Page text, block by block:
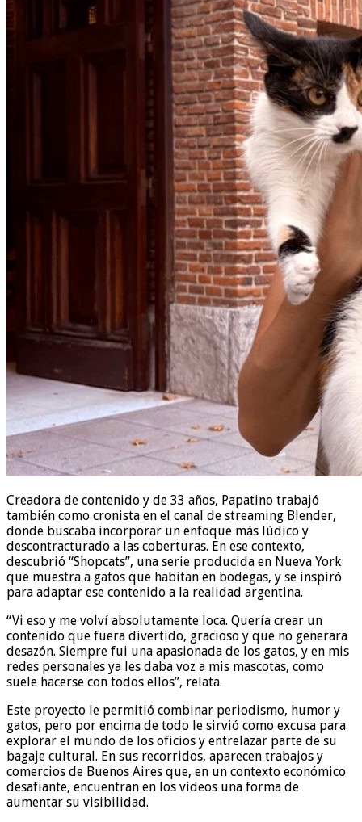
Creadora de contenido y de 33 años, Papatino trabajó
también como cronista en el canal de streaming Blender,
donde buscaba incorporar un enfoque más lúdico y
descontracturado a las coberturas. En ese contexto,
descubrió “Shopcats”, una serie producida en Nueva York
que muestra a gatos que habitan en bodegas, y se inspiró
para adaptar ese contenido a la realidad argentina.
“Vi eso y me volví absolutamente loca. Quería crear un
contenido que fuera divertido, gracioso y que no generara
desazón. Siempre fui una apasionada de los gatos, y en mis
redes personales ya les daba voz a mis mascotas, como
suele hacerse con todos ellos”, relata.
Este proyecto le permitió combinar periodismo, humor y
gatos, pero por encima de todo le sirvió como excusa para
explorar el mundo de los oficios y entrelazar parte de su
bagaje cultural. En sus recorridos, aparecen trabajos y
comercios de Buenos Aires que, en un contexto económico
desafiante, encuentran en los videos una forma de
aumentar su visibilidad.